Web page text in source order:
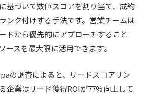
基づいて数値スコアを割り当て、成約
ンク付けする手法です。営業チームは
ドから優先的にアプローチすること
ースを最大限に活用できます。
の調査によると、リードスコアリン
企業はリード獲得ROIが77%向上して